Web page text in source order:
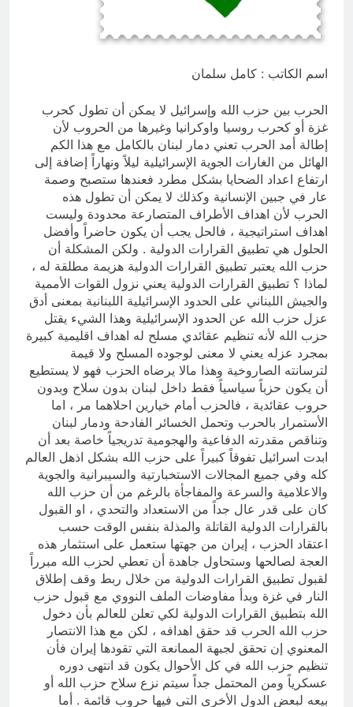
قراءة تحليليّة في الأبعاد القانونيّة
اسم الكاتب : كامل سلمان
الحرب بين حزب الله وإسرائيل لا يمكن أن تطول كحرب
غزة أو كحرب روسيا واوكرانيا وغيرها من الحروب لأن
إطالة أمد الحرب تعني دمار لبنان بالكامل مع هذا الكم
الهائل من الغارات الجوية الإسرائيلية ليلاً ونهاراً إضافة إلى
ارتفاع اعداد الضحايا بشكل مطرد فعندها ستصبح وصمة
عار في جبين الإنسانية وكذلك لا يمكن أن تطول هذه
الحرب لأن اهداف الأطراف المتصارعة محدودة وليست
اهداف استراتيجية ، فالحل يجب أن يكون حاضراً وأفضل
الحلول هي تطبيق القرارات الدولية . ولكن المشكلة أن
حزب الله يعتبر تطبيق القرارات الدولية هزيمة مطلقة له ،
لماذا ؟ تطبيق القرارات الدولية يعني نزول القوات الأممية
والجيش اللبناني على الحدود الإسرائيلية اللبنانية بمعنى أدق
عزل حزب الله عن الحدود الإسرائيلية وهذا الشيء يقتل
حزب الله لأنه تنظيم عقائدي مسلح له اهداف اقليمية كبيرة
بمجرد عزله يعني لا معنى لوجوده المسلح ولا قيمة
لترسانته الصاروخية وهذا مالا يرضاه الحزب فهو لا يستطيع
أن يكون حزباً سياسياً فقط داخل لبنان بدون سلاح وبدون
حروب عقائدية ، فالحزب أمام خيارين احلاهما مر ، اما
الأستمرار بالحرب وتحمل الخسائر الفادحة ودمار لبنان
وتناقص مقدرته الدفاعية والهجومية تدريجياً خاصة بعد أن
ابدت اسرائيل تفوقاً كبيراً على حزب الله بشكل اذهل العالم
كله وفي جميع المجالات الاستخبارتية والسيبرانية والجوية
والاعلامية والسرعة والمفاجأة بالرغم من أن حزب الله
كان على قدر عال جداً من الاستعداد والتحدي ، او القبول
بالقرارات الدولية القاتلة والمذلة بنفس الوقت حسب
اعتقاد الحزب ، إيران من جهتها ستعمل على استثمار هذه
العجة لصالحها وستحاول جاهدة أن تعطي لحزب الله مبرراً
لقبول تطبيق القرارات الدولية من خلال ربط وقف إطلاق
النار في غزة وبدأ مفاوضات الملف النووي مع قبول حزب
الله بتطبيق القرارات الدولية لكي تعلن للعالم بأن دخول
حزب الله الحرب قد حقق اهدافه ، لكن مع هذا الانتصار
المعنوي إن تحقق لجبهة الممانعة التي تقودها إيران فأن
تنظيم حزب الله في كل الأحوال يكون قد انتهى دوره
عسكرياً ومن المحتمل جداً سيتم نزع سلاح حزب الله أو
بيعه لبعض الدول الأخرى التي فيها حروب قائمة . أما